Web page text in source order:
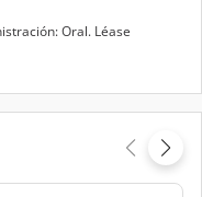
Oral. Léase